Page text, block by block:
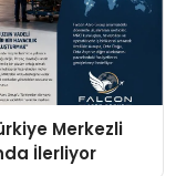
Merkezli
İlerliyor